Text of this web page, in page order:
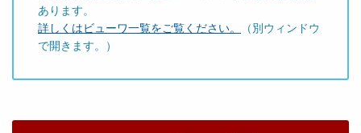
あります。
詳しくはビューワ一覧をご覧ください。
（別ウィンドウ
で開きます。）